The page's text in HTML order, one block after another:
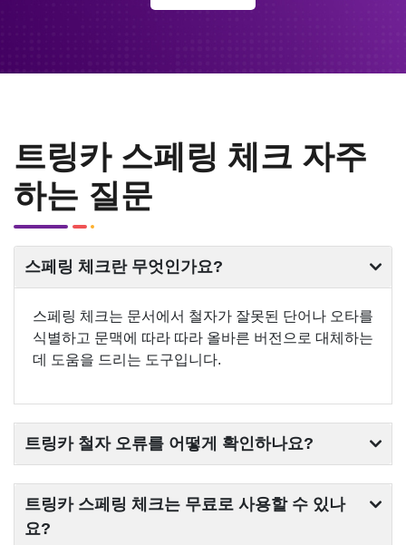
트링카 스페링 체크 자주
하는 질문
스페링 체크란 무엇인가요?
스페링 체크는 문서에서 철자가 잘못된 단어나 오타를
식별하고 문맥에 따라 따라 올바른 버전으로 대체하는
데 도움을 드리는 도구입니다.
트링카 철자 오류를 어떻게 확인하나요?
트링카 스페링 체크는 무료로 사용할 수 있나
요?